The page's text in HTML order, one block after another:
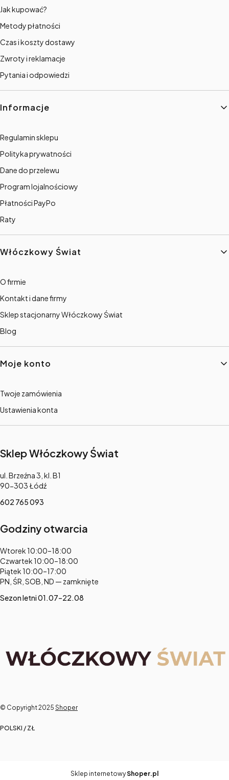
Jak kupować?
Metody płatności
Czas i koszty dostawy
Zwroty i reklamacje
Pytania i odpowiedzi
Informacje
Regulamin sklepu
Polityka prywatności
Dane do przelewu
Program lojalnościowy
Płatności PayPo
Raty
Włóczkowy Świat
O firmie
Kontakt i dane firmy
Sklep stacjonarny Włóczkowy Świat
Blog
Moje konto
Twoje zamówienia
Ustawienia konta
Sklep Włóczkowy Świat
Adres:
ul. Brzeźna 3, kl. B1
90-303 Łódź
602 765 093
Godziny otwarcia
Adres:
Wtorek 10:00–18:00
Czwartek 10:00–18:00
Piątek 10:00–17:00
PN, ŚR, SOB, ND — zamknięte
Sezon letni 01.07–22.08
© Copyright 2025 Shoper
POLSKI / ZŁ
Sklep internetowyShoper.pl